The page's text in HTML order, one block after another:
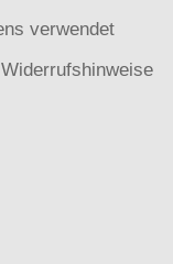
verwendet